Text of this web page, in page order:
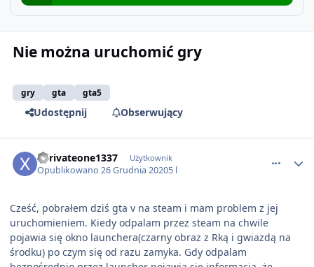
Nie można uruchomić gry
gry gta gta5
Udostępnij Obserwujący
xPrivateone1337 Użytkownik
Opublikowano26 Grudnia 20205 l
Cześć, pobrałem dziś gta v na steam i mam problem z jej
uruchomieniem. Kiedy odpalam przez steam na chwile
pojawia się okno launchera(czarny obraz z Rką i gwiazdą na
środku) po czym się od razu zamyka. Gdy odpalam